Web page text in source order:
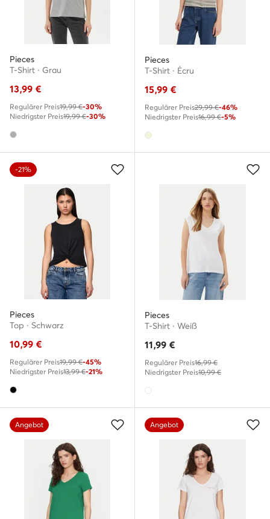
Pieces
T-Shirt · Grau
13,99 €
Regulärer Preis19,99 €-30%
Niedrigster Preis19,99 €-30%
Pieces
T-Shirt · Écru
15,99 €
Regulärer Preis29,99 €-46%
Niedrigster Preis16,99 €-5%
-21%
Pieces
Top · Schwarz
10,99 €
Regulärer Preis19,99 €-45%
Niedrigster Preis13,99 €-21%
Pieces
T-Shirt · Weiß
11,99 €
Regulärer Preis16,99 €
Niedrigster Preis10,99 €
Angebot Angebot